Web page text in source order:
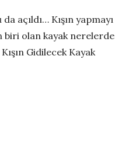
açıldı… Kışın yapmayı
olan kayak nerelerde
Gidilecek Kayak